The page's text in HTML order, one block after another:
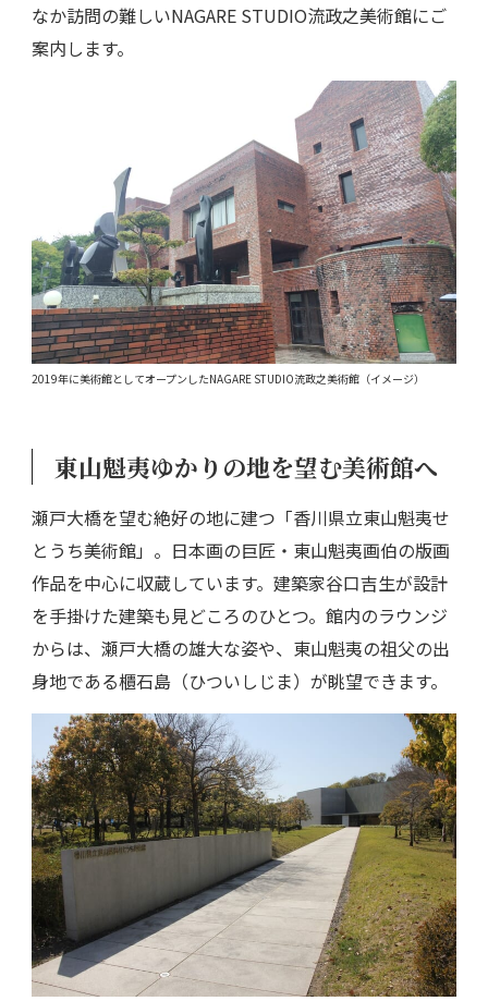
なか訪問の難しいNAGARE STUDIO流政之美術館にご
案内します。
2019年に美術館としてオープンしたNAGARE STUDIO流政之美術館（イメージ）
東山魁夷ゆかりの地を望む美術館へ
瀬戸大橋を望む絶好の地に建つ「香川県立東山魁夷せ
とうち美術館」。日本画の巨匠・東山魁夷画伯の版画
作品を中心に収蔵しています。建築家谷口吉生が設計
を手掛けた建築も見どころのひとつ。館内のラウンジ
からは、瀬戸大橋の雄大な姿や、東山魁夷の祖父の出
身地である櫃石島（ひついしじま）が眺望できます。